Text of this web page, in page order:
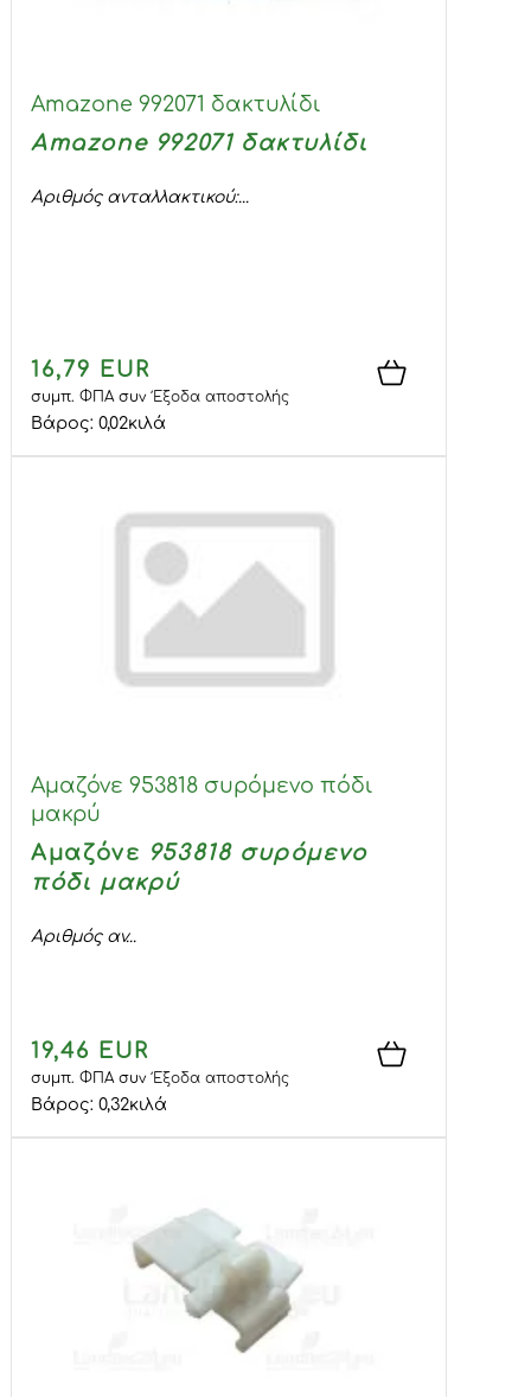
Amazone 992071 δακτυλίδι
Amazone 992071 δακτυλίδι
Αριθμός ανταλλακτικού:...
16,79 EUR
συμπ. ΦΠΑ συνΈξοδα αποστολής
Βάρος: 0,02κιλά
Αμαζόνε 953818 συρόμενο πόδι
μακρύ
Αμαζόνε 953818 συρόμενο
πόδι μακρύ
Αριθμός αν...
19,46 EUR
συμπ. ΦΠΑσυνΈξοδα αποστολής
Βάρος: 0,32κιλά